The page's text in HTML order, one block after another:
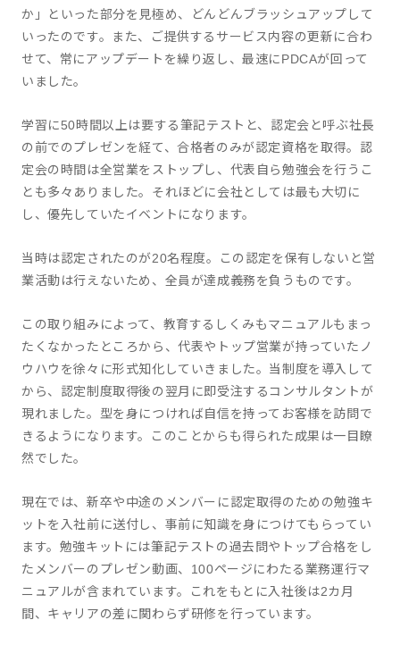
か」といった部分を見極め、どんどんブラッシュアップして
いったのです。また、ご提供するサービス内容の更新に合わ
せて、常にアップデートを繰り返し、最速にPDCAが回って
いました。
学習に50時間以上は要する筆記テストと、認定会と呼ぶ社長
の前でのプレゼンを経て、合格者のみが認定資格を取得。認
定会の時間は全営業をストップし、代表自ら勉強会を行うこ
とも多々ありました。それほどに会社としては最も大切に
し、優先していたイベントになります。
当時は認定されたのが20名程度。この認定を保有しないと営
業活動は行えないため、全員が達成義務を負うものです。
この取り組みによって、教育するしくみもマニュアルもまっ
たくなかったところから、代表やトップ営業が持っていたノ
ウハウを徐々に形式知化していきました。当制度を導入して
から、認定制度取得後の翌月に即受注するコンサルタントが
現れました。型を身につければ自信を持ってお客様を訪問で
きるようになります。このことからも得られた成果は一目瞭
然でした。
現在では、新卒や中途のメンバーに認定取得のための勉強キ
ットを入社前に送付し、事前に知識を身につけてもらってい
ます。勉強キットには筆記テストの過去問やトップ合格をし
たメンバーのプレゼン動画、100ページにわたる業務運行マ
ニュアルが含まれています。これをもとに入社後は2カ月
間、キャリアの差に関わらず研修を行っています。